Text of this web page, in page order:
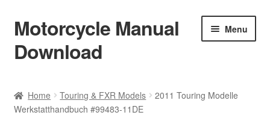
Skip
to
navigation
Skip
to
content
Motorcycle Manual
Download
Menu
Shop
Home Touring & FXR Models
2011 Touring Modelle
Werkstatthandbuch #99483-11DE